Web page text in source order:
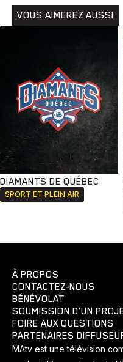
VOUS AIMEREZ AUSSI
DIAMANTS DE QUÉBEC
SPORT ET PLEIN AIR
À PROPOS
CONTACTEZ-NOUS
BÉNÉVOLAT
SOUMISSION D'UN
FOIRE AUX QUESTIONS
PARTENAIRES
MAtv est une télévision